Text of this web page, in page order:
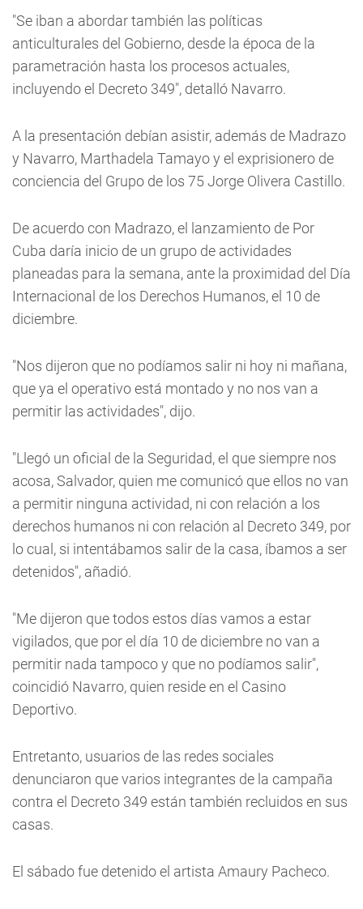
"Se iban a abordar también las políticas
anticulturales del Gobierno, desde la época de la
parametración hasta los procesos actuales,
incluyendo el Decreto 349", detalló Navarro.
A la presentación debían asistir, además de Madrazo
y Navarro, Marthadela Tamayo y el exprisionero de
conciencia del Grupo de los 75 Jorge Olivera Castillo.
De acuerdo con Madrazo, el lanzamiento de Por
Cuba daría inicio de un grupo de actividades
planeadas para la semana, ante la proximidad del Día
Internacional de los Derechos Humanos, el 10 de
diciembre.
"Nos dijeron que no podíamos salir ni hoy ni mañana,
que ya el operativo está montado y no nos van a
permitir las actividades", dijo.
"Llegó un oficial de la Seguridad, el que siempre nos
acosa, Salvador, quien me comunicó que ellos no van
a permitir ninguna actividad, ni con relación a los
derechos humanos ni con relación al Decreto 349, por
lo cual, si intentábamos salir de la casa, íbamos a ser
detenidos", añadió.
"Me dijeron que todos estos días vamos a estar
vigilados, que por el día 10 de diciembre no van a
permitir nada tampoco y que no podíamos salir",
coincidió Navarro, quien reside en el Casino
Deportivo.
Entretanto, usuarios de las redes sociales
denunciaron que varios integrantes de la campaña
contra el Decreto 349 están también recluidos en sus
casas.
El sábado fue detenido el artista Amaury Pacheco.